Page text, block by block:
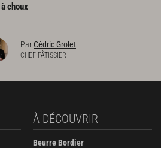
àchoux
Par Cédric Grolet
CHEF PÂTISSIER
À DÉCOUVRIR
Beurre Bordier